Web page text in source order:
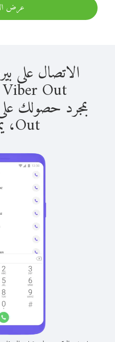
عرض
الاتصال على
Viber Out سهل للغاية.
Out، يمكنك: